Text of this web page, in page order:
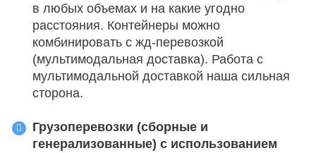
в любых объемах и на какие угодно
расстояния. Контейнеры можно
комбинировать с жд-перевозкой
(мультимодальная доставка). Работа с
мультимодальной доставкой наша сильная
сторона.
Грузоперевозки (сборные и
генерализованные) с использованием